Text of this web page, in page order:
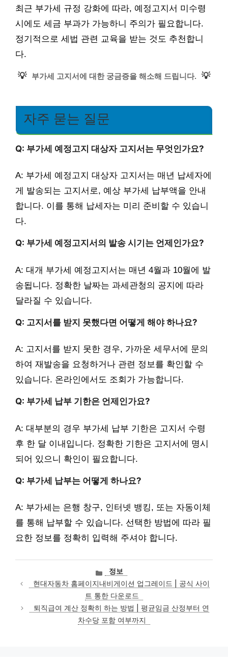
최근 부가세 규정 강화에 따라, 예정고지서 미수령
시에도 세금 부과가 가능하니 주의가 필요합니다.
정기적으로 세법 관련 교육을 받는 것도 추천합니
다.
💡 부가세 고지서에 대한 궁금증을 해소해 드립니다. 💡
자주 묻는 질문
Q: 부가세 예정고지 대상자 고지서는 무엇인가요?
A: 부가세 예정고지 대상자 고지서는 매년 납세자에
게 발송되는 고지서로, 예상 부가세 납부액을 안내
합니다. 이를 통해 납세자는 미리 준비할 수 있습니
다.
Q: 부가세 예정고지서의 발송 시기는 언제인가요?
A: 대개 부가세 예정고지서는 매년 4월과 10월에 발
송됩니다. 정확한 날짜는 과세관청의 공지에 따라
달라질 수 있습니다.
Q: 고지서를 받지 못했다면 어떻게 해야 하나요?
A: 고지서를 받지 못한 경우, 가까운 세무서에 문의
하여 재발송을 요청하거나 관련 정보를 확인할 수
있습니다. 온라인에서도 조회가 가능합니다.
Q: 부가세 납부 기한은 언제인가요?
A: 대부분의 경우 부가세 납부 기한은 고지서 수령
후 한 달 이내입니다. 정확한 기한은 고지서에 명시
되어 있으니 확인이 필요합니다.
Q: 부가세 납부는 어떻게 하나요?
A: 부가세는 은행 창구, 인터넷 뱅킹, 또는 자동이체
를 통해 납부할 수 있습니다. 선택한 방법에 따라 필
요한 정보를 정확히 입력해 주셔야 합니다.
카
테
고
리
정보
현대자동차 홈페이지내비게이션 업그레이드 | 공식 사이
트 통한 다운로드
퇴직급여 계산 정확히 하는 방법 | 평균임금 산정부터 연
차수당 포함 여부까지